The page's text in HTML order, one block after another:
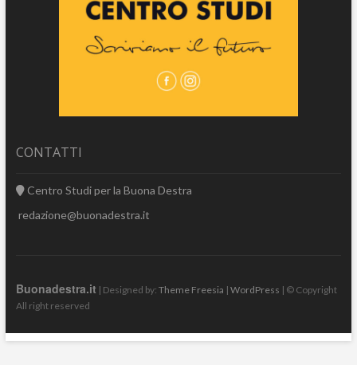
CONTATTI
Centro Studi per la Buona Destra
redazione@buonadestra.it
Buonadestra.it | Designed by: Theme Freesia | WordPress | © Copyright
All right reserved